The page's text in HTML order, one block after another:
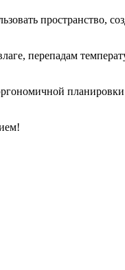
пространство,
перепадам